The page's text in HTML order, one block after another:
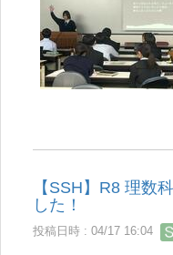
【SSH】R8 理数
した！
投稿日時 : 04/17 16:04